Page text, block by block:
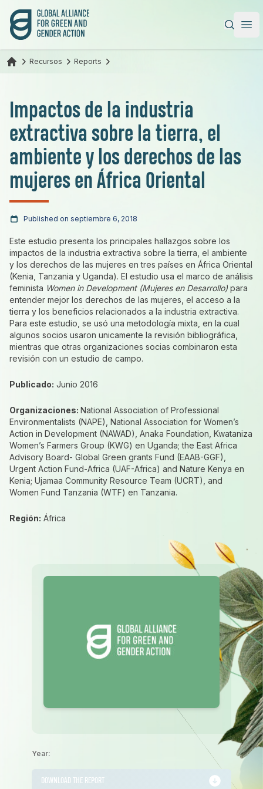
Alianza Global para la Acción Verde y de Género
Recursos Reports
Impactos de la industria
extractiva sobre la tierra, el
ambiente y los derechos de las
mujeres en África Oriental
Published on septiembre 6, 2018
Este estudio presenta los principales hallazgos sobre los
impactos de la industria extractiva sobre la tierra, el ambiente
y los derechos de las mujeres en tres países en África Oriental
(Kenia, Tanzania y Uganda). El estudio usa el marco de análisis
feminista Women in Development (Mujeres en Desarrollo) para
entender mejor los derechos de las mujeres, el acceso a la
tierra y los beneficios relacionados a la industria extractiva.
Para este estudio, se usó una metodología mixta, en la cual
algunos socios usaron unicamente la revisión bibliográfica,
mientras que otras organizaciones socias combinaron esta
revisión con un estudio de campo.
Publicado: Junio 2016
Organizaciones: National Association of Professional
Environmentalists (NAPE), National Association for Women’s
Action in Development (NAWAD), Anaka Foundation, Kwataniza
Women’s Farmers Group (KWG) en Uganda; the East Africa
Advisory Board- Global Green grants Fund (EAAB-GGF),
Urgent Action Fund-Africa (UAF-Africa) and Nature Kenya en
Kenia; Ujamaa Community Resource Team (UCRT), and
Women Fund Tanzania (WTF) en Tanzania.
Región: África
Year:
DOWNLOAD THE REPORT